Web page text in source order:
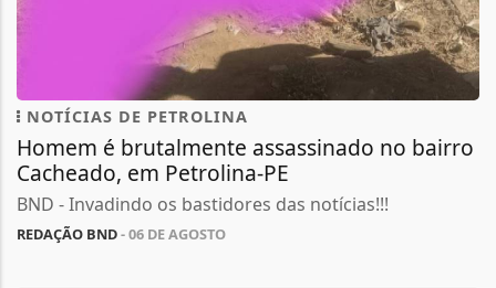
NOTÍCIAS DE PETROLINA
Homem é brutalmente assassinado no bairro
Cacheado, em Petrolina-PE
BND - Invadindo os bastidores das notícias!!!
REDAÇÃO BND- 06 DE AGOSTO